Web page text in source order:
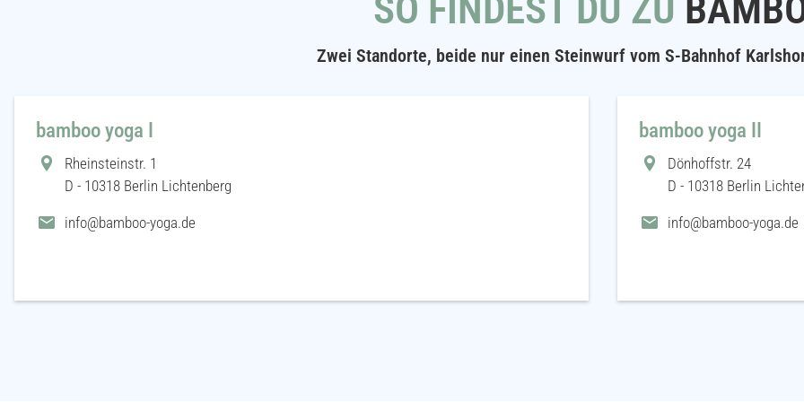
SO FINDEST DU ZU
Zwei Standorte, beide nur einen Steinwurf vom S-Bahnhof
bamboo yoga I
Rheinsteinstr. 1
D - 10318 Berlin Lichtenberg
info@bamboo-yoga.de
bamboo yoga II
Dönhoffstr. 24
D - 10318 Berlin
info@bamboo-yoga.de